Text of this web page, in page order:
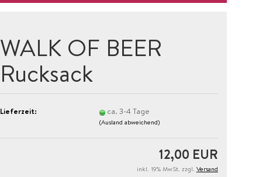
WALK OF BEER
Rucksack
Lieferzeit: ca. 3-4 Tage
(Ausland abweichend)
12,00 EUR
inkl. 19% MwSt. zzgl. Versand